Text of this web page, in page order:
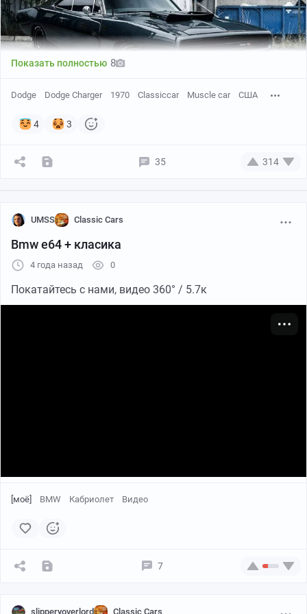
оборудован двухсекционной двухрядной стропильной
лестницей John Morris «Ajax» длиной до 30 футов.
Показать полностью 8
Dodge Dodge Charger 1970 Classiccar Muscle car США
4 3
35 314
UMSS Classic Cars
Bmw e64 + класика
4 года назад 0
Покатайтесь с нами, видео 360° / 5.7к
[моё] BMW Кабриолет Видео
7
slipperyoverlord Classic Cars